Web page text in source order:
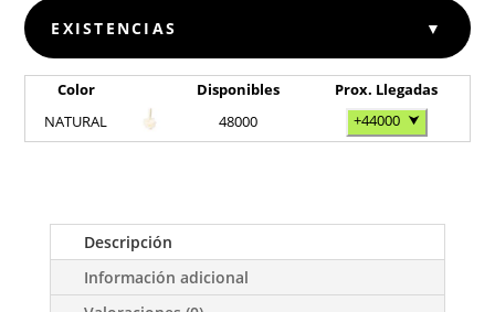
EXISTENCIAS ▼
Color Disponibles
Prox. Llegadas
NATURAL
48000 +44000 ⮟
Descripción
Información adicional